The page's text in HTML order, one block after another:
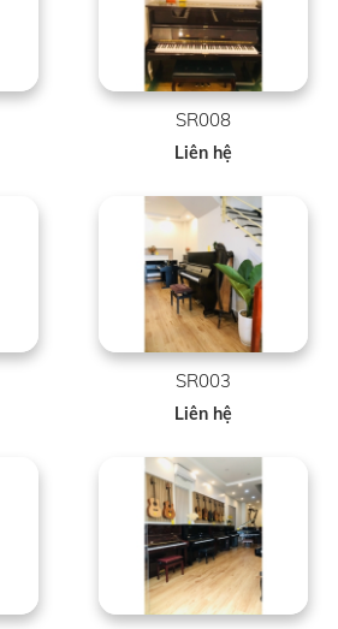
SR008
Liên hệ
SR003
Liên hệ